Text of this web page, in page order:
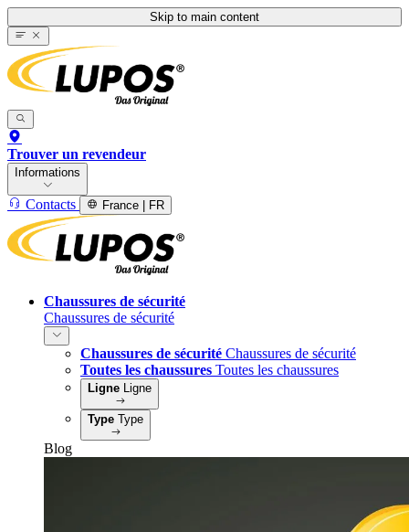
Skip to main content
Trouver un revendeur
Informations
Contacts France | FR
Chaussures de sécurité
Chaussures de sécurité
Chaussures de sécurité Chaussures de sécurité
Toutes les chaussures Toutes les chaussures
Ligne Ligne
Type Type
Blog